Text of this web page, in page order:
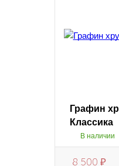
Графин
Классика
В наличии
8 500 ₽